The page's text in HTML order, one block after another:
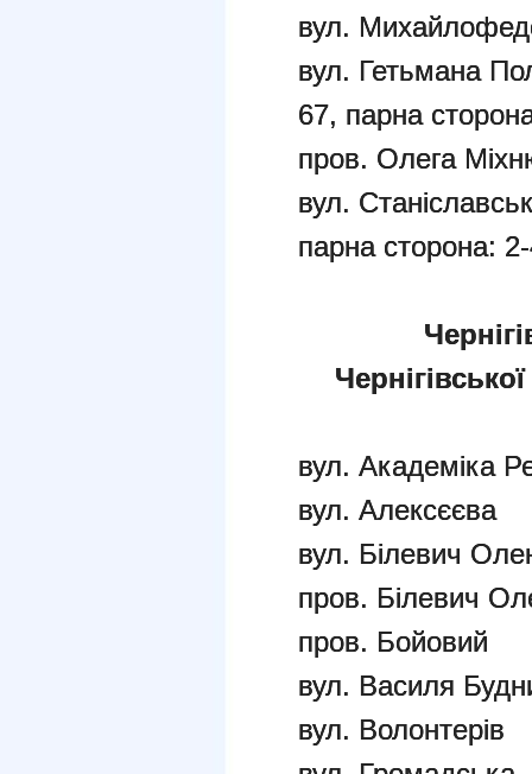
вул.
вул. Гетьмана
67, парна
пров. Олега
вул.
парна сторона:
вул. Академіка
вул. Алексєєва
вул. Білевич
пров. Білевич
пров. Бойовий
вул. Василя
вул. Волонтерів